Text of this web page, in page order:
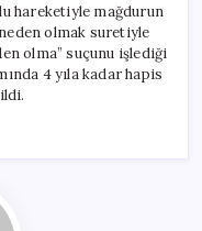
hareketiyle mağdurun
olmak suretiyle
olma” suçunu işlediği
4 yıla kadar hapis